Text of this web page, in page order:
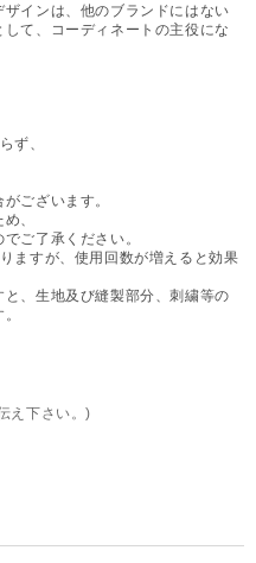
インは、他のブランドにはない
て、コーディネートの主役にな
ず、
ございます。
、
ご了承ください。
ますが、使用回数が増えると効果
、生地及び縫製部分、刺繍等の
え下さい。)